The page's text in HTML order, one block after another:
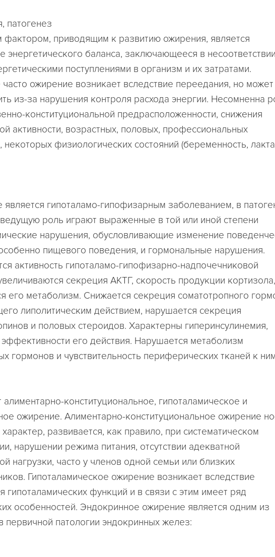
патогенез
приводящим к развитию ожирения, является
энергетического баланса, заключающееся в несоответствии
поступлениями в организм и их затратами.
ожирение возникает вследствие переедания, но может
из-за нарушения контроля расхода энергии. Несомненна
конституциональной предрасположенности, снижения
активности, возрастных, половых, профессиональных
некоторых физиологических состояний (беременность,
гипоталамо-гипофизарным заболеванием, в
роль играют выраженные в той или иной степени
нарушения, обусловливающие изменение
пищевого поведения, и гормональные нарушения.
активность гипоталамо-гипофизарно-надпочечниковой
секреция АКТГ, скорость продукции кортизола,
его метаболизм. Снижается секреция соматотропного
липолитическим действием, нарушается секреция
и половых стероидов. Характерны гиперинсулинемия,
его действия. Нарушается метаболизм
гормонов и чувствительность периферических тканей к
конституциональное, гипоталамическое и
ожирение. Алиментарно-конституциональное ожирение
развивается, как правило, при систематическом
нарушении режима питания, отсутствии адекватной
нагрузки, часто у членов одной семьи или близких
Гипоталамическое ожирение возникает вследствие
гипоталамических функций и в связи с этим имеет ряд
особенностей. Эндокринное ожирение является одним из
первичной патологии эндокринных желез: